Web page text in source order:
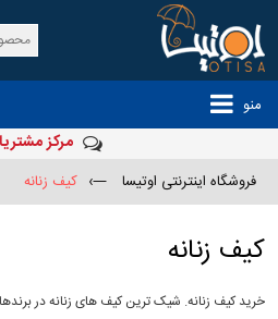
منو
مرکز
فروشگاه اینترنتی اوتیسا —› کیف زنانه
کیف زنانه
خرید کیف زنانه. شیک ترین کیف های زنانه در